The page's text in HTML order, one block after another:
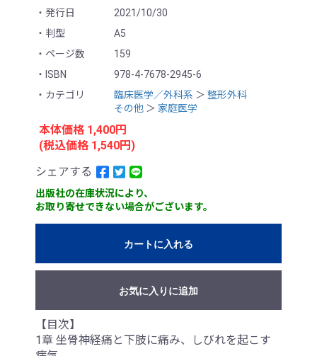
発行日
2021/10/30
判型
A5
ページ数
159
ISBN
978-4-7678-2945-6
カテゴリ
臨床医学／外科系 ＞ 整形外科
その他 ＞ 家庭医学
本体価格 1,400円
(税込価格 1,540円)
シェアする
出版社の在庫状況により、
お取り寄せできない場合がございます。
カートに入れる
お気に入りに追加
【目次】
1章 坐骨神経痛と下肢に痛み、しびれを起こす